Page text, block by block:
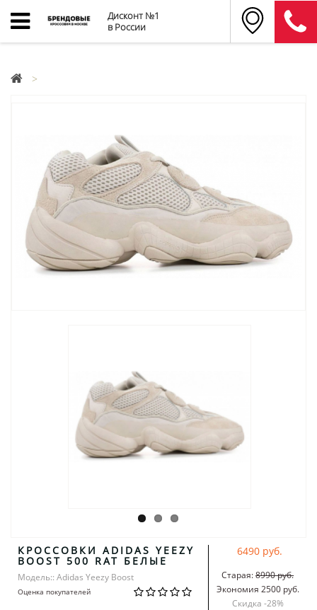
Дисконт №1
в России
КРОССОВКИ ADIDAS YEEZY
BOOST 500 RAT БЕЛЫЕ
Модель:: Adidas Yeezy Boost
Оценка покупателей
6490 руб.
Старая:8990 руб.
Экономия 2500 руб.
Скидка -28%